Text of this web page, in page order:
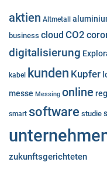
aktien Altmetall
business cloud CO2
digitalisierung
kabel kunden Kupfer
messe Messing online
smart software studie
zukunftsgerichteten